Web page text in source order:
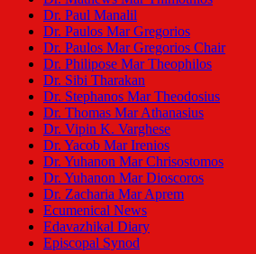
Dr. Paul Manalil
Dr. Paulos Mar Gregorios
Dr. Paulos Mar Gregorios Chair
Dr. Philipose Mar Theophilos
Dr. Sibi Tharakan
Dr. Stephanos Mar Theodosius
Dr. Thomas Mar Athanasius
Dr. Vipin K. Varghese
Dr. Yacob Mar Irenios
Dr. Yuhanon Mar Chrisostomos
Dr. Yuhanon Mar Dioscoros
Dr. Zacharia Mar Aprem
Ecumenical News
Edavazhikal Diary
Episcopal Synod